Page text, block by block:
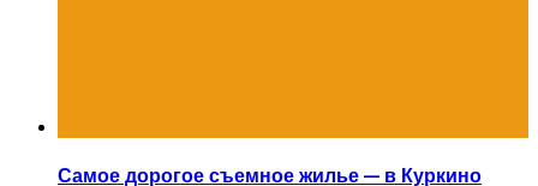
Самое дорогое съемное жилье — в Куркино